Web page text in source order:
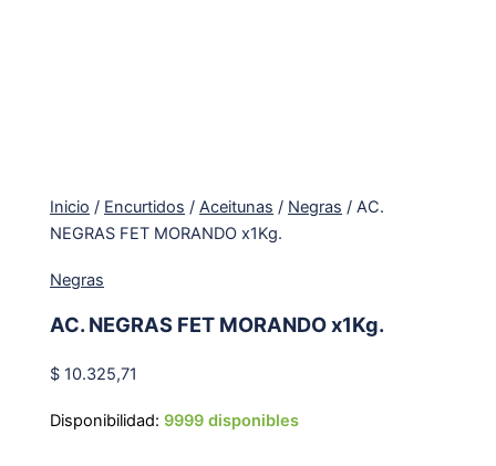
Inicio / Encurtidos /Aceitunas / Negras / AC.
NEGRAS FET MORANDO x1Kg.
Negras
AC. NEGRAS FET MORANDO x1Kg.
$ 10.325,71
Disponibilidad: 9999 disponibles